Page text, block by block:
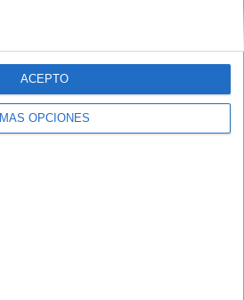
MÁS OPCIONES
ACEPTO